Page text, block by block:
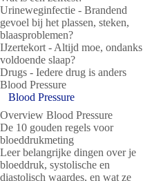
Urineweginfectie - Brandend
gevoel bij het plassen, steken,
blaasproblemen?
IJzertekort - Altijd moe, ondanks
voldoende slaap?
Drugs - Iedere drug is anders
Blood Pressure
Blood Pressure
Overview Blood Pressure
De 10 gouden regels voor
bloeddrukmeting
Leer belangrijke dingen over je
bloeddruk, systolische en
diastolisch waardes, en wat ze